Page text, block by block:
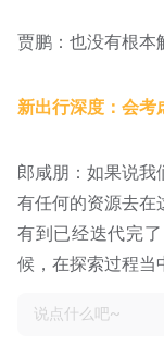
贾鹏：也没有根本
新出行深度：会考
郎咸朋：如果说我
有任何的资源去在
有到已经迭代完
候，在探索过程当
九
说点什么吧~